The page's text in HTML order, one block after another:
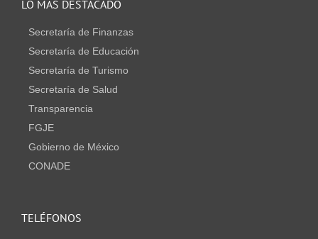
TELÉFONOS
LO MÁS DESTACADO
Secretaría de Finanzas
Secretaría de Educación
Secretaría de Turismo
Secretaría de Salud
Transparencia
FGJE
Gobierno de México
CONADE